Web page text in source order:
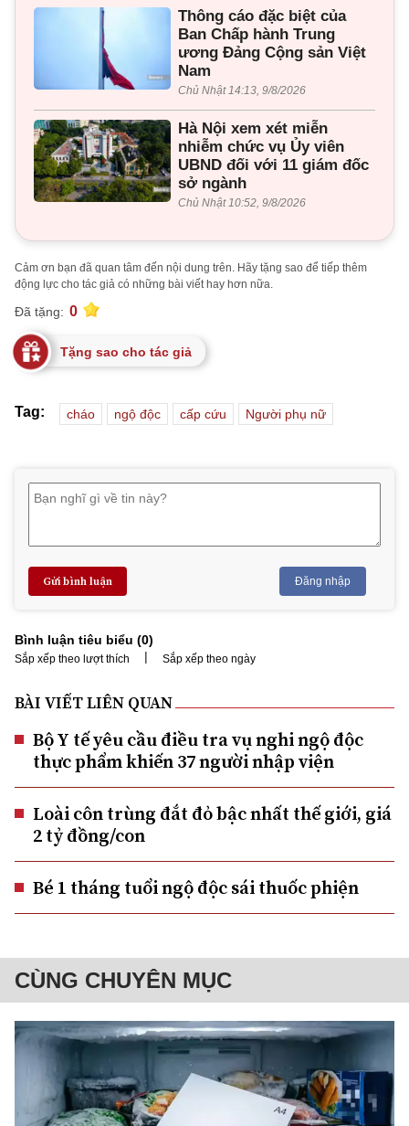
Thông cáo đặc biệt của
Ban Chấp hành Trung
ương Đảng Cộng sản Việt
Nam
Chủ Nhật 14:13, 9/8/2026
Hà Nội xem xét miễn
nhiễm chức vụ Ủy viên
UBND đối với 11 giám đốc
sở ngành
Chủ Nhật 10:52, 9/8/2026
Cảm ơn bạn đã quan tâm đến nội dung trên. Hãy tặng sao để tiếp thêm
động lực cho tác giả có những bài viết hay hơn nữa.
Đã tặng: 0
Tặng sao cho tác giả
Tag: cháo ngộ độc cấp cứu Người phụ nữ
Gửi bình luận Đăng nhập
Bình luận tiêu biểu (0)
Sắp xếp theo lượt thích | Sắp xếp theo ngày
BÀI VIẾT LIÊN QUAN
Bộ Y tế yêu cầu điều tra vụ nghi ngộ độc
thực phẩm khiến 37 người nhập viện
Loài côn trùng đắt đỏ bậc nhất thế giới, giá
2 tỷ đồng/con
Bé 1 tháng tuổi ngộ độc sái thuốc phiện
CÙNG CHUYÊN MỤC